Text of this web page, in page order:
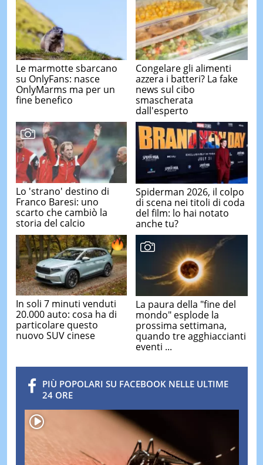
Le marmotte sbarcano
su OnlyFans: nasce
OnlyMarms ma per un
fine benefico
Congelare gli alimenti
azzera i batteri? La fake
news sul cibo
smascherata
dall'esperto
Lo 'strano' destino di
Franco Baresi: uno
scarto che cambiò la
storia del calcio
Spiderman 2026, il colpo
di scena nei titoli di coda
del film: lo hai notato
anche tu?
In soli 7 minuti venduti
20.000 auto: cosa ha di
particolare questo
nuovo SUV cinese
La paura della "fine del
mondo" esplode la
prossima settimana,
quando tre agghiaccianti
eventi ...
PIÙ POPOLARI SU FACEBOOK NELLE ULTIME
24 ORE